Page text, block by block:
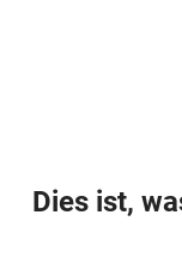
Dies ist,